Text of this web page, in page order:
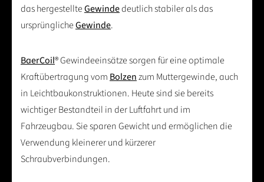
das hergestellteGewindedeutlich stabiler als das
ursprünglicheGewinde.
BaerCoil® Gewindeeinsätze sorgen für eine optimale
Kraftübertragung vom Bolzenzum Muttergewinde, auch
in Leichtbaukonstruktionen. Heute sind sie bereits
wichtiger Bestandteil in der Luftfahrt und im
Fahrzeugbau. Sie sparen Gewicht und ermöglichen die
Verwendung kleinerer und kürzerer
Schraubverbindungen.